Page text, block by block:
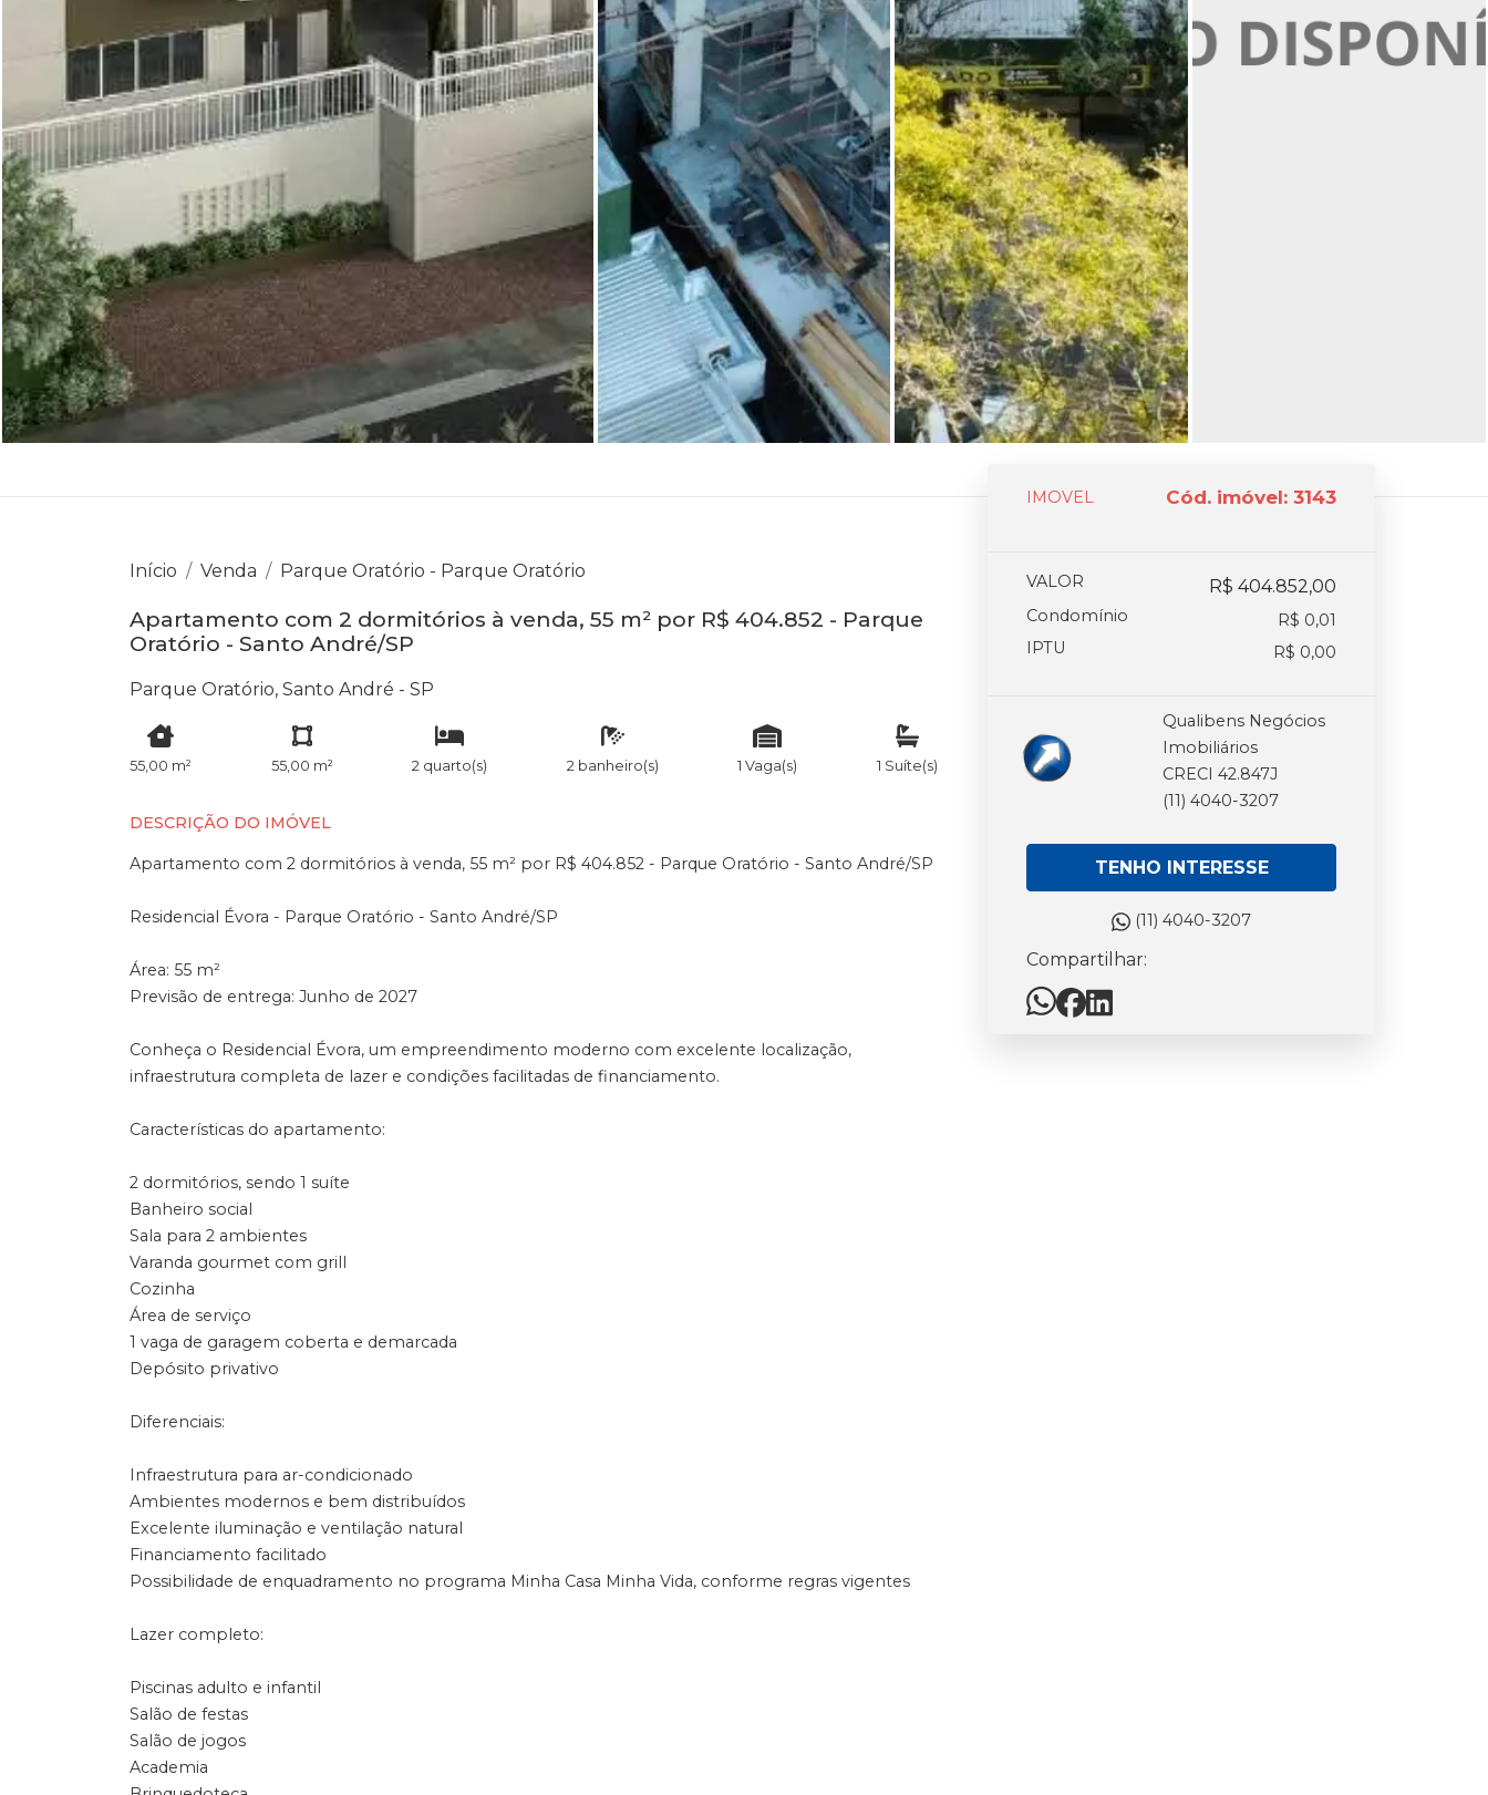
Início Venda Parque Oratório - Parque Oratório
Apartamento com 2 dormitórios à venda, 55 m² por R$ 404.852 - Parque
Oratório - Santo André/SP
Parque Oratório, Santo André - SP
55,00 m² 55,00 m² 2 quarto(s) 2 banheiro(s) 1 Vaga(s) 1 Suíte(s)
DESCRIÇÃO DO IMÓVEL
Apartamento com 2 dormitórios à venda, 55 m² por R$ 404.852 - Parque Oratório - Santo André/SP
Residencial Évora - Parque Oratório - Santo André/SP
Área: 55 m²
Previsão de entrega: Junho de 2027
Conheça o Residencial Évora, um empreendimento moderno com excelente localização,
infraestrutura completa de lazer e condições facilitadas de financiamento.
Características do apartamento:
2 dormitórios, sendo 1 suíte
Banheiro social
Sala para 2 ambientes
Varanda gourmet com grill
Cozinha
Área de serviço
1 vaga de garagem coberta e demarcada
Depósito privativo
Diferenciais:
Infraestrutura para ar-condicionado
Ambientes modernos e bem distribuídos
Excelente iluminação e ventilação natural
Financiamento facilitado
Possibilidade de enquadramento no programa Minha Casa Minha Vida, conforme regras vigentes
Lazer completo:
Piscinas adulto e infantil
Salão de festas
Salão de jogos
Academia
IMOVEL Cód. imóvel: 3143
VALOR R$ 404.852,00
Condomínio
R$ 0,01
IPTU
R$ 0,00
Qualibens Negócios
Imobiliários
CRECI 42.847J
(11) 4040-3207
TENHO INTERESSE
(11) 4040-3207
Compartilhar: